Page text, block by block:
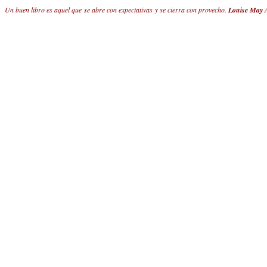
Un buen libro es aquel que se abre con expectativas y se cierra con provecho. Louise May